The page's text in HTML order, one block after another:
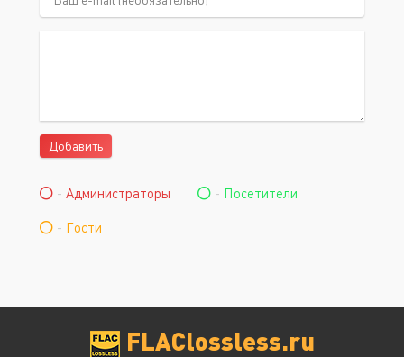
Добавить
- Администраторы - Посетители
- Гости
FLAClossless.ru